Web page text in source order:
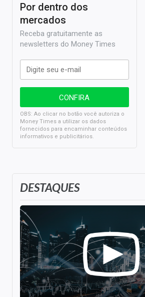
DESTAQUES
Por dentro dos
mercados
Receba gratuitamente as
newsletters do Money Times
OBS: Ao clicar no botão você autoriza o
Money Times a utilizar os dados
fornecidos para encaminhar conteúdos
informativos e publicitários.